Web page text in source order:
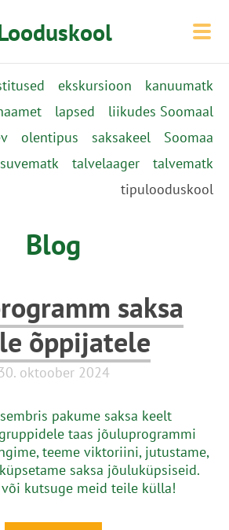
ekskursioon
kanuumatk
lapsed
liikudes Soomaal
olentipus saksakeel
Soomaa
suvematk talvelaager
talvematk
tipulooduskool
Blog
saksa
õppijatele
30. oktoober 2024
pakume saksa keelt
taas jõuluprogrammi
teeme viktoriini, jutustame,
saksa jõuluküpsiseid.
kutsuge meid teile külla!